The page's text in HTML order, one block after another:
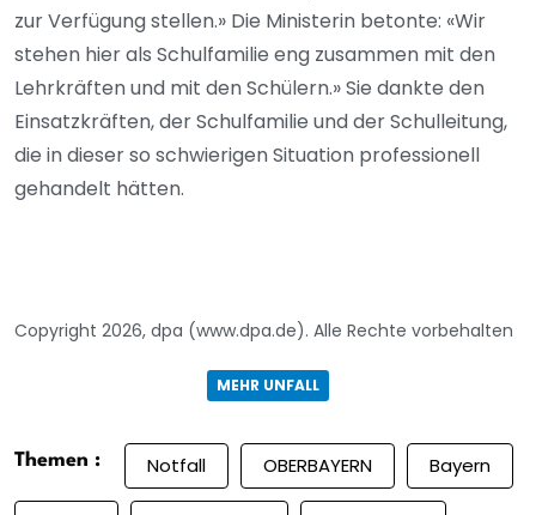
zur Verfügung stellen.» Die Ministerin betonte: «Wir
stehen hier als Schulfamilie eng zusammen mit den
Lehrkräften und mit den Schülern.» Sie dankte den
Einsatzkräften, der Schulfamilie und der Schulleitung,
die in dieser so schwierigen Situation professionell
gehandelt hätten.
Copyright 2026, dpa (www.dpa.de). Alle Rechte vorbehalten
MEHR UNFALL
Themen : Notfall OBERBAYERN Bayern